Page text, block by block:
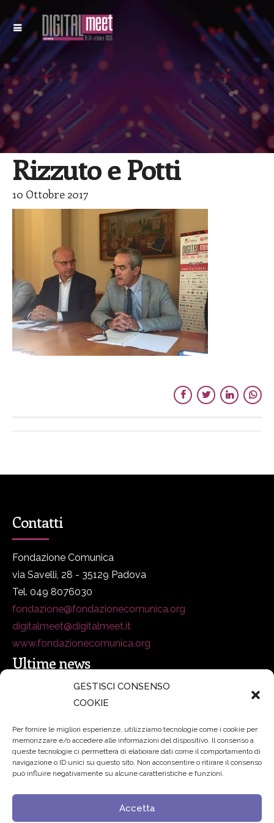
GESTISCI CONSENSO
COOKIE
Per fornire le migliori esperienze, utilizziamo tecnologie come i cookie per
memorizzare e/o accedere alle informazioni del dispositivo. Il consenso a
queste tecnologie ci permetterà di elaborare dati come il comportamento di
navigazione o ID unici su questo sito. Non acconsentire o ritirare il consenso
può influire negativamente su alcune caratteristiche e funzioni.
Accetta
Rizzuto e Potti
10 Ottobre 2017
Contatti
Fondazione Comunica
via Savelli, 28 - 35129 Padova
Tel. 049 8076030
fondazione@fondazionecomunica.org
digitalmeet@digitalmeet.it
www.fondazionecomunica.org
Ultime news
secsolutionforum 2026: è Bologna la nuova capitale
Padre Benanti: «Intelligenza artificiale? Contro i nuovi
algoritmi del potere serve una governance condivisa»
Edvance – Digital Education Hub Higher Education